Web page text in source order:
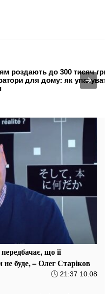
300 тисяч гривень
як упакуватися
що її
не буде, – Олег Старіков
21:37 10.08